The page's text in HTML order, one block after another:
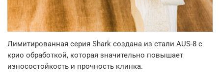
Лимитированная серия Shark создана из стали AUS-8 с
крио обработкой, которая значительно повышает
износостойкость и прочность клинка.